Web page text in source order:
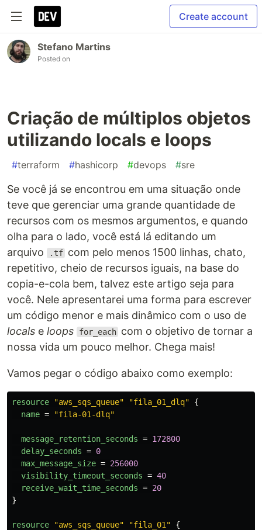
Create account
Stefano Martins
Posted on
Criação de múltiplos objetos
utilizando locals e loops
#terraform #hashicorp #devops #sre
Se você já se encontrou em uma situação onde
teve que gerenciar uma grande quantidade de
recursos com os mesmos argumentos, e quando
olha para o lado, você está lá editando um
arquivo
.tf com pelo menos 1500 linhas, chato,
repetitivo, cheio de recursos iguais, na base do
copia-e-cola bem, talvez este artigo seja para
você. Nele apresentarei uma forma para escrever
um código menor e mais dinâmico com o uso de
locals e loops for_each com o objetivo de tornar a
nossa vida um pouco melhor. Chega mais!
Vamos pegar o código abaixo como exemplo:
resource "aws_sqs_queue" "fila_01_dlq"
{
name = "fila-01-dlq"
message_retention_seconds = 172800
delay_seconds = 0
max_message_size = 256000
visibility_timeout_seconds = 40
receive_wait_time_seconds = 20
}
resource "aws_sqs_queue" "fila_01"
{